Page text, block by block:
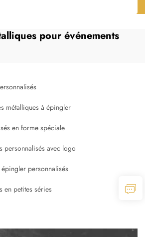
pour événements
métalliques à épingler
en forme spéciale
personnalisés avec logo
personnalisés
en petites séries